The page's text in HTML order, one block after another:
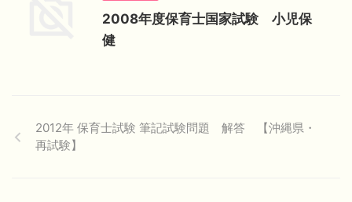
2008年度保育士国家試験 小児保
健
2012年 保育士試験 筆記試験問題 解答 【沖縄県・
再試験】